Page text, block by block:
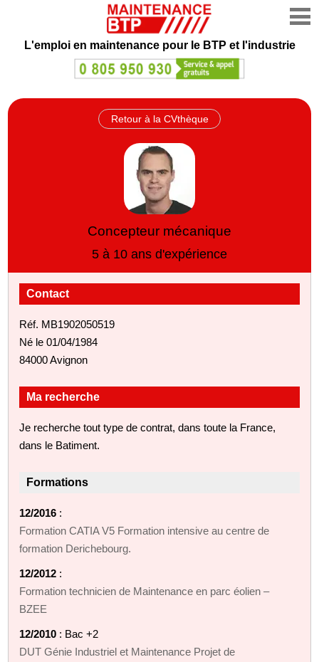
L'emploi en maintenance pour le BTP et l'industrie
Retour à la CVthèque
Concepteur mécanique
5 à 10 ans d'expérience
Contact
Réf. MB1902050519
Né le 01/04/1984
84000 Avignon
Ma recherche
Je recherche tout type de contrat, dans toute la France,
dans le Batiment.
Formations
12/2016 :
Formation CATIA V5 Formation intensive au centre de
formation Derichebourg.
12/2012 :
Formation technicien de Maintenance en parc éolien –
BZEE
12/2010 : Bac +2
DUT Génie Industriel et Maintenance Projet de